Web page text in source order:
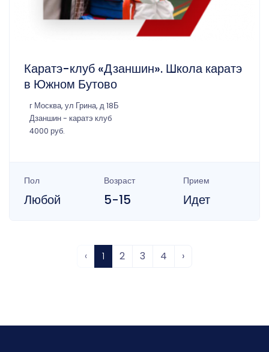
Каратэ-клуб «Дзаншин». Школа каратэ
в Южном Бутово
г Москва, ул Грина, д 18Б
Дзаншин - каратэ клуб
4000 руб.
Пол
Любой
Возраст
5-15
Прием
Идет
‹ 1 2 3 4 ›